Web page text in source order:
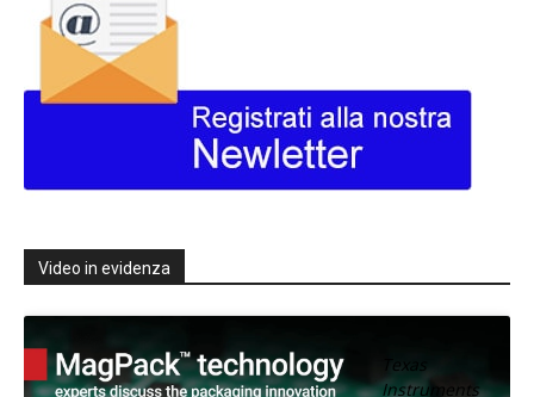
Video in evidenza
Texas
Instruments